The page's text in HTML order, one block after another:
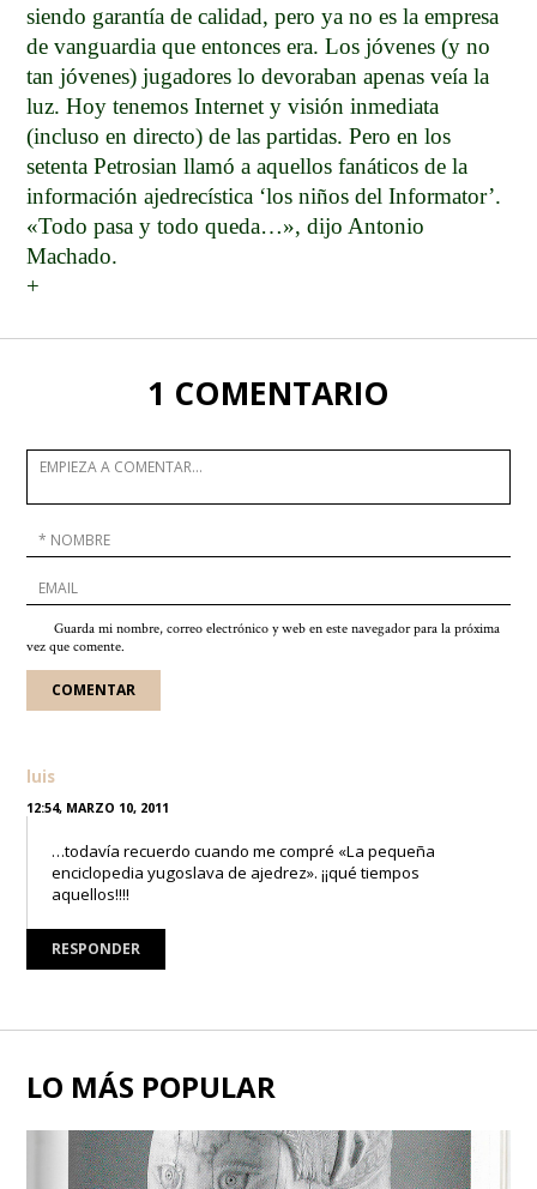
siendo garantía de calidad, pero ya no es la empresa
de vanguardia que entonces era. Los jóvenes (y no
tan jóvenes) jugadores lo devoraban apenas veía la
luz. Hoy tenemos Internet y visión inmediata
(incluso en directo) de las partidas. Pero en los
setenta Petrosian llamó a aquellos fanáticos de la
información ajedrecística ‘los niños del Informator’.
«Todo pasa y todo queda…», dijo Antonio
Machado.
+
1 COMENTARIO
Guarda mi nombre, correo electrónico y web en este navegador para la próxima
vez que comente.
luis
12:54, MARZO 10, 2011
…todavía recuerdo cuando me compré «La pequeña
enciclopedia yugoslava de ajedrez». ¡¡qué tiempos
aquellos!!!!
RESPONDER
LO MÁS POPULAR